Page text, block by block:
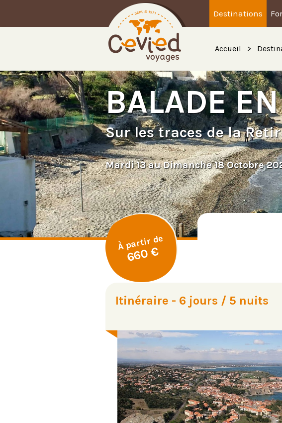
Destinations
Accueil
BALADE
Sur les traces de la
Mardi 13 au Dimanche 18 Octobre
À partir de
660 €
Itinéraire - 6 jours / 5 nuits